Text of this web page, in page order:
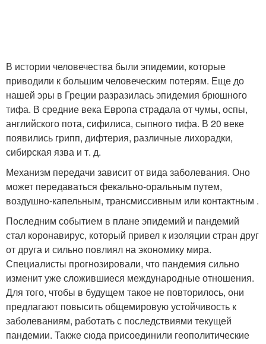
В истории человечества были эпидемии, которые
приводили к большим человеческим потерям. Еще до
нашей эры в Греции разразилась эпидемия брюшного
тифа. В средние века Европа страдала от чумы, оспы,
английского пота, сифилиса, сыпного тифа. В 20 веке
появились грипп, дифтерия, различные лихорадки,
сибирская язва и т. д.
Механизм передачи зависит от вида заболевания. Оно
может передаваться фекально-оральным путем,
воздушно-капельным, трансмиссивным или контактным .
Последним событием в плане эпидемий и пандемий
стал коронавирус, который привел к изоляции стран друг
от друга и сильно повлиял на экономику мира.
Специалисты прогнозировали, что пандемия сильно
изменит уже сложившиеся международные отношения.
Для того, чтобы в будущем такое не повторилось, они
предлагают повысить общемировую устойчивость к
заболеваниям, работать с последствиями текущей
пандемии. Также сюда присоединили геополитические